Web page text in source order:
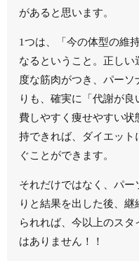
があると思います。
1つは、「今の体型の維
なるということ。正し
度な筋肉がつき、パー
りも、確実に「代謝が
費しやすく痩せやすい
持できれば、ダイエッ
ぐことができます。
それだけではなく、パ
りと結果を出した後、
られれば、今以上のス
はありません！！